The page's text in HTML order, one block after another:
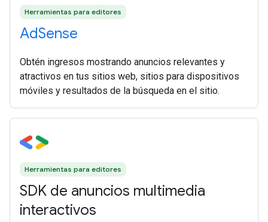
Herramientas para editores
AdSense
Obtén ingresos mostrando anuncios relevantes y
atractivos en tus sitios web, sitios para dispositivos
móviles y resultados de la búsqueda en el sitio.
Herramientas para editores
SDK de anuncios multimedia
interactivos